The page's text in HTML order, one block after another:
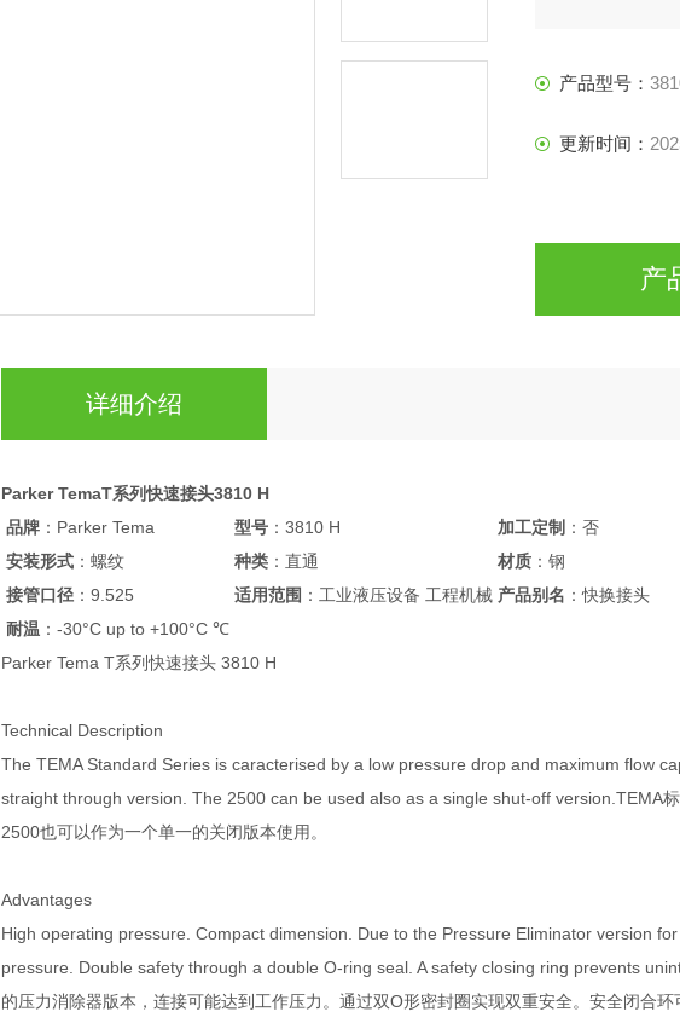
产品型号：
更新时间：
产
详细介绍
Parker TemaT系列快速接头3810 H
品牌 ：Parker Tema 型号 ：3810 H 加工定制 ：否
安装形式 ：螺纹 种类 ：直通 材质 ：钢
接管口径 ：9.525 适用范围 ：工业液压设备 工程机械 产品别名 ：快换接头
耐温 ：-30°C up to +100°C ℃
Parker Tema T系列快速接头 3810 H
Technical Description
The TEMA Standard Series is caracterised by a low pressure drop and maximum flow
straight through version. The 2500 can be used also as a single shut-off version.TEMA
2500也可以作为一个单一的关闭版本使用。
Advantages
High operating pressure. Compact dimension. Due to the Pressure Eliminator version
pressure. Double safety through a double O-ring seal. A safety closing ring prevents
的压力消除器版本，连接可能达到工作压力。通过双O形密封圈实现双重安全。安全闭合环